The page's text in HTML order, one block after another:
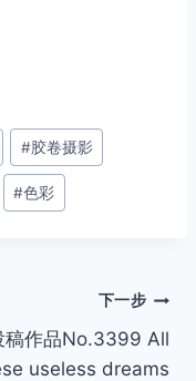
#胶卷摄影
#色彩
下一步
稿作品No.3399 All
useless dreams